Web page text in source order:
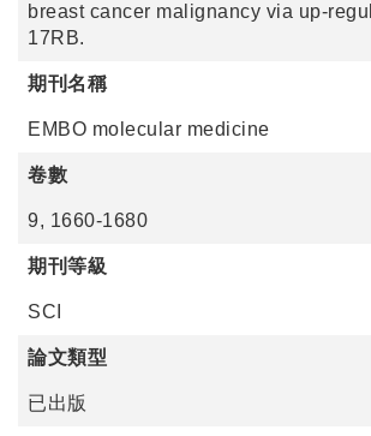
breast cancer malignancy via up-
17RB.
期刊名稱
EMBO molecular medicine
卷數
9, 1660-1680
期刊等級
SCI
論文類型
已出版